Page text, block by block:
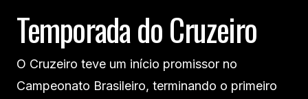
Temporada do Cruzeiro
O Cruzeiro teve um início promissor no
Campeonato Brasileiro, terminando o primeiro